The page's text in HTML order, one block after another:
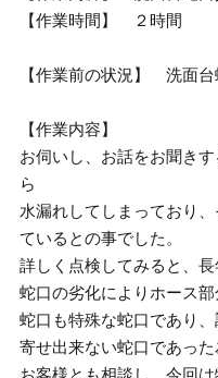
【作業時間】 ２時間
【作業前の状況】 洗面
【作業内容】
お伺いし、お話をお聞き
ら
水漏れしてしまっており
ているとの事でした。
詳しく点検してみると、長
蛇口の劣化によりホース
蛇口も特殊な蛇口であり
寄せ出来ない蛇口であった
お客様とも相談し、今回は